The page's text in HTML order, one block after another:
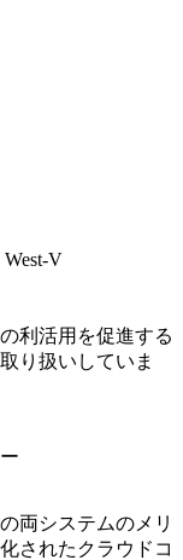
V
利活用を促進する
り扱いしていま
両システムのメリ
されたクラウドコ